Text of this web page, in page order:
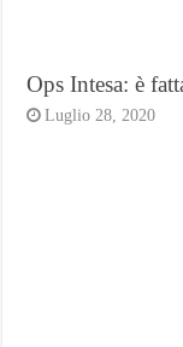
Ops Intesa: è
Luglio 28, 2020